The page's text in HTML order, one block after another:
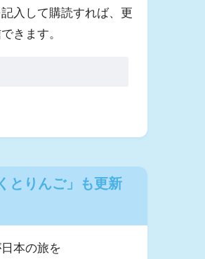
入して購読すれば、更
きます。
とりんご」も更新
本の旅を